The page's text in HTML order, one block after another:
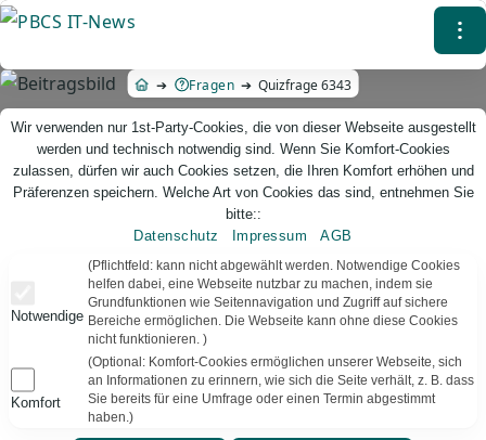
Direkt
Inhalt
⁝
Fragen Quizfrage 6343
PBCS IT-News – IT. Web. Einfach. Webdesign, Analyse & Beratung
Quizfrage 6343
Bereit TEXT VORLESEN
▾ KuenstlicheIntelligenz ⚑
Wir verwenden nur 1st-Party-Cookies, die von dieser Webseite ausgestellt
werden und technisch notwendig sind. Wenn Sie Komfort-Cookies
zulassen, dürfen wir auch Cookies setzen, die Ihren Komfort erhöhen und
Präferenzen speichern. Welche Art von Cookies das sind, entnehmen Sie
bitte::
Datenschutz
Impressum AGB
Notwendige
(Pflichtfeld: kann nicht abgewählt werden. Notwendige Cookies
helfen dabei, eine Webseite nutzbar zu machen, indem sie
Grundfunktionen wie Seitennavigation und Zugriff auf sichere
Bereiche ermöglichen. Die Webseite kann ohne diese Cookies
nicht funktionieren. )
Komfort
(Optional: Komfort-Cookies ermöglichen unserer Webseite, sich
an Informationen zu erinnern, wie sich die Seite verhält, z. B. dass
Sie bereits für eine Umfrage oder einen Termin abgestimmt
haben.)